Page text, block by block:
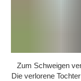
Zum Schweigen
Die verlorene